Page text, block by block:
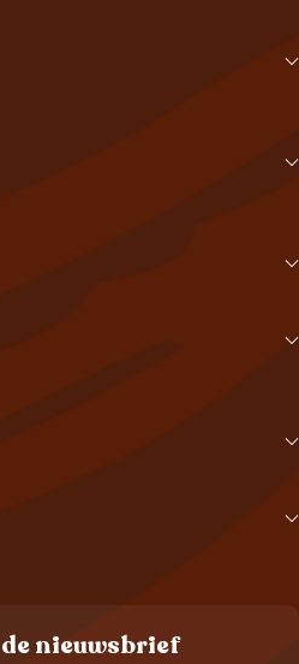
nieuwsbrief